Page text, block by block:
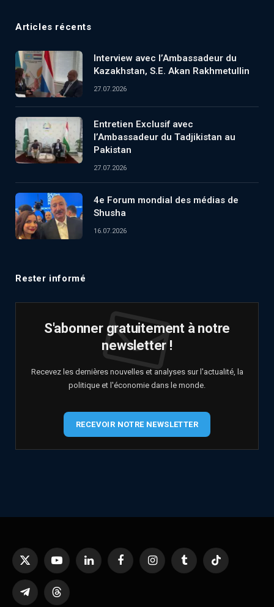
Articles récents
Interview avec l’Ambassadeur du
Kazakhstan, S.E. Akan Rakhmetullin
27.07.2026
Entretien Exclusif avec
l’Ambassadeur du Tadjikistan au
Pakistan
27.07.2026
4e Forum mondial des médias de
Shusha
16.07.2026
Rester informé
S'abonner gratuitement à notre
newsletter !
Recevez les dernières nouvelles et analyses sur l'actualité, la
politique et l'économie dans le monde.
RECEVOIR NOTRE NEWSLETTER
X
YouTubeLinkedIn FacebookInstagramTumblr TikTok
TelegramThreads